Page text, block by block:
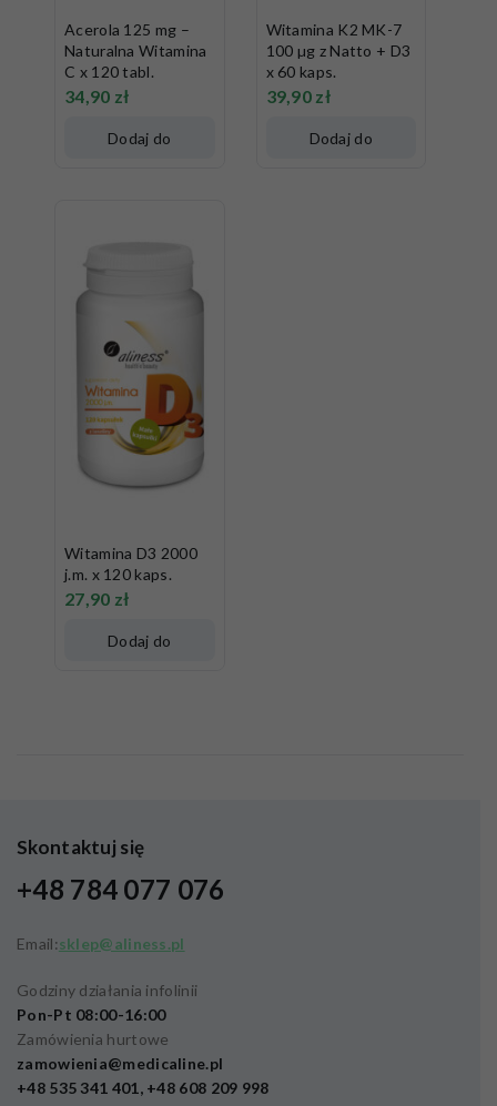
Acerola 125 mg –
Naturalna Witamina
C x 120 tabl.
34,90 zł
Dodaj do
Witamina K2 MK-7
100 µg z Natto + D3
x 60 kaps.
39,90 zł
Dodaj do
Witamina D3 2000
j.m. x 120 kaps.
27,90 zł
Dodaj do
Skontaktuj się
+48 784 077 076
Email:sklep@aliness.pl
Godziny działania infolinii
Pon-Pt 08:00-16:00
Zamówienia hurtowe
zamowienia@medicaline.pl
+48 535 341 401, +48 608 209 998